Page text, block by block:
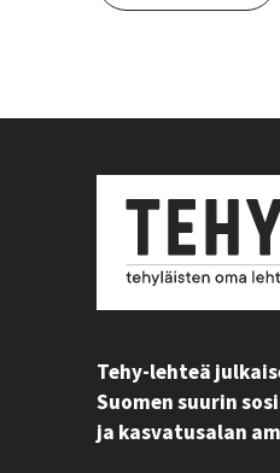
Tehy-lehteä
Suomen suurin
ja kasvatusalan